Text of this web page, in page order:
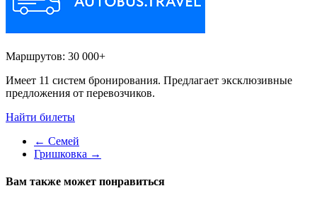
Маршрутов: 30 000+
Имеет 11 систем бронирования. Предлагает эксклюзивные
предложения от перевозчиков.
Найти билеты
← Семей
Гришковка →
Вам также может понравиться